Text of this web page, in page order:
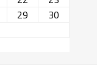
29
30